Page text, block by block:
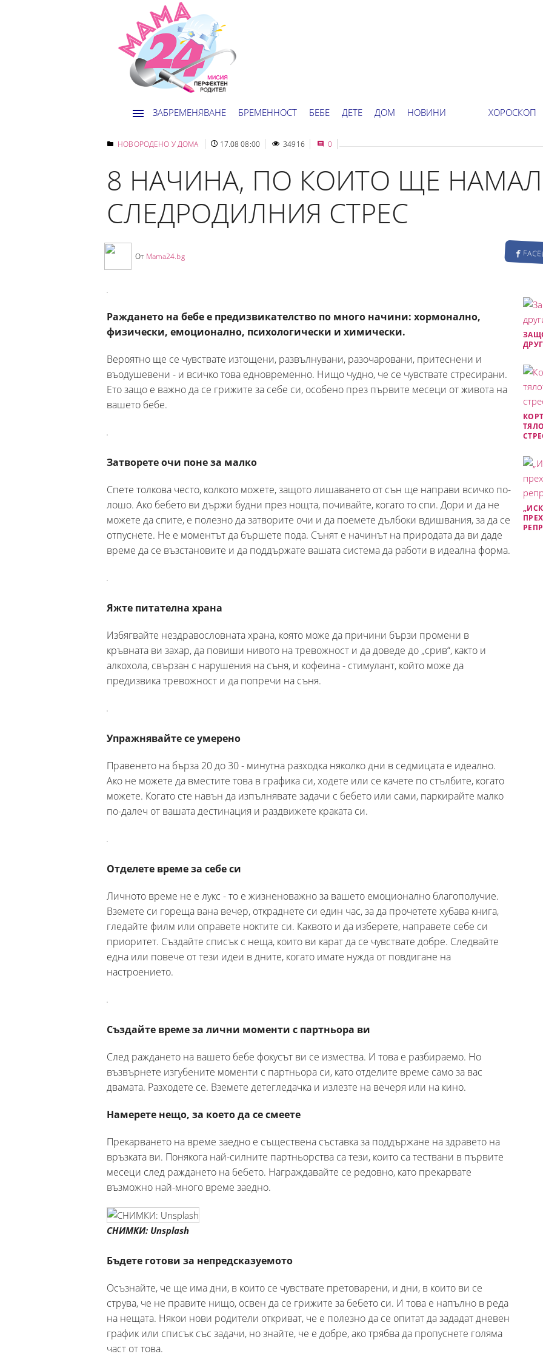
ЗАБРЕМЕНЯВАНЕ БРЕМЕННОСТ БЕБЕ ДЕТЕ ДОМ НОВИНИ ХОРОСКОП
НОВОРОДЕНО У ДОМА 17.08 08:00 34916 0
8 НАЧИНА, ПО КОИТО ЩЕ
СЛЕДРОДИЛНИЯ СТРЕС
От Mama24.bg
Раждането на бебе е предизвикателство по много начини: хормонално,
физически, емоционално, психологически и химически.
Вероятно ще се чувствате изтощени, развълнувани, разочаровани, притеснени и
въодушевени - и всичко това едновременно. Нищо чудно, че се чувствате стресирани.
Ето защо е важно да се грижите за себе си, особено през първите месеци от живота на
вашето бебе.
Затворете очи поне за малко
Спете толкова често, колкото можете, защото лишаването от сън ще направи всичко по-
лошо. Ако бебето ви държи будни през нощта, почивайте, когато то спи. Дори и да не
можете да спите, е полезно да затворите очи и да поемете дълбоки вдишвания, за да се
отпуснете. Не е моментът да бършете пода. Сънят е начинът на природата да ви даде
време да се възстановите и да поддържате вашата система да работи в идеална форма.
Яжте питателна храна
Избягвайте нездравословната храна, която може да причини бързи промени в
кръвната ви захар, да повиши нивото на тревожност и да доведе до „срив“, както и
алкохола, свързан с нарушения на съня, и кофеина - стимулант, който може да
предизвика тревожност и да попречи на съня.
Упражнявайте се умерено
Правенето на бърза 20 до 30 - минутна разходка няколко дни в седмицата е идеално.
Ако не можете да вместите това в графика си, ходете или се качете по стълбите, когато
можете. Когато сте навън да изпълнявате задачи с бебето или сами, паркирайте малко
по-далеч от вашата дестинация и раздвижете краката си.
Отделете време за себе си
Личното време не е лукс - то е жизненоважно за вашето емоционално благополучие.
Вземете си гореща вана вечер, откраднете си един час, за да прочетете хубава книга,
гледайте филм или оправете ноктите си. Каквото и да изберете, направете себе си
приоритет. Създайте списък с неща, които ви карат да се чувствате добре. Следвайте
една или повече от тези идеи в дните, когато имате нужда от повдигане на
настроението.
Създайте време за лични моменти с партньора ви
След раждането на вашето бебе фокусът ви се измества. И това е разбираемо. Но
възвърнете изгубените моменти с партньора си, като отделите време само за вас
двамата. Разходете се. Вземете детегледачка и излезте на вечеря или на кино.
Намерете нещо, за което да се смеете
Прекарването на време заедно е съществена съставка за поддържане на здравето на
връзката ви. Понякога най-силните партньорства са тези, които са тествани в първите
месеци след раждането на бебето. Награждавайте се редовно, като прекарвате
възможно най-много време заедно.
СНИМКИ: Unsplash
Бъдете готови за непредсказуемото
Осъзнайте, че ще има дни, в които се чувствате претоварени, и дни, в които ви се
струва, че не правите нищо, освен да се грижите за бебето си. И това е напълно в реда
на нещата. Някои нови родители откриват, че е полезно да се опитат да зададат дневен
график или списък със задачи, но знайте, че е добре, ако трябва да пропуснете голяма
част от това.